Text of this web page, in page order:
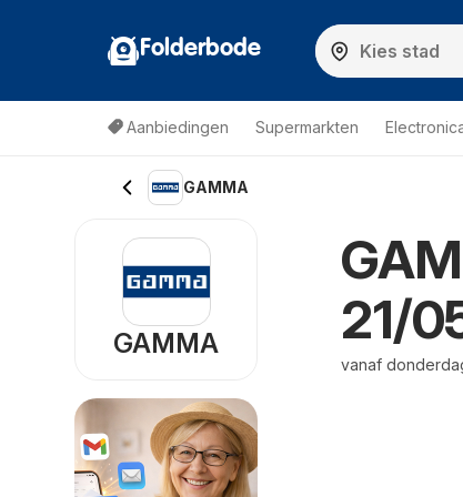
Folderbode
Aanbiedingen Supermarkten
GAMMA
21/
vanaf
GAMMA